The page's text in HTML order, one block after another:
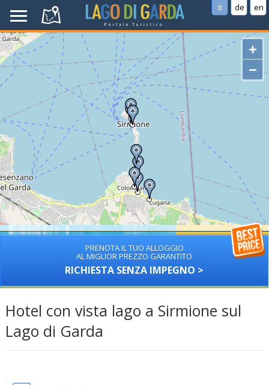
it de en
+
−
PRENOTA IL TUO ALLOGGIO
AL MIGLIOR PREZZO GARANTITO
RICHIESTA SENZA IMPEGNO >
Hotel con vista lago a Sirmione sul
Lago di Garda